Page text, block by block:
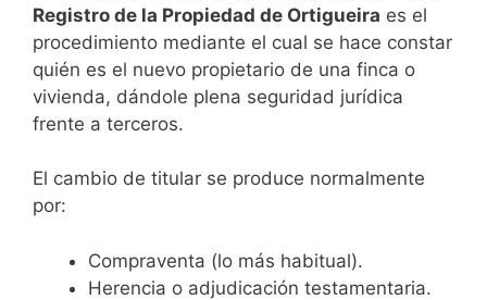
Registro de la Propiedad de Ortigueira es el
procedimiento mediante el cual se hace constar
quién es el nuevo propietario de una finca o
vivienda, dándole plena seguridad jurídica
frente a terceros.
El cambio de titular se produce normalmente
por:
Compraventa (lo más habitual).
Herencia o adjudicación testamentaria.